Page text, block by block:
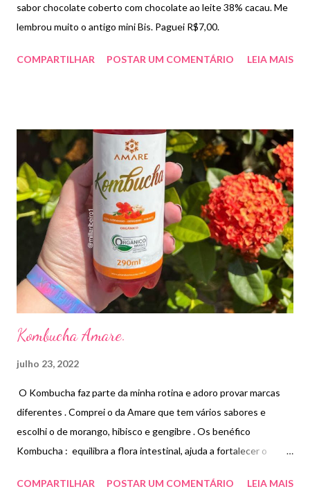
sabor chocolate coberto com chocolate ao leite 38% cacau. Me
lembrou muito o antigo mini Bis. Paguei R$7,00.
COMPARTILHAR POSTAR UM COMENTÁRIO LEIA MAIS
Kombucha Amare.
julho 23, 2022
O Kombucha faz parte da minha rotina e adoro provar marcas
diferentes . Comprei o da Amare que tem vários sabores e
escolhi o de morango, hibisco e gengibre . Os benéfico
Kombucha : equilibra a flora intestinal, ajuda a fortalecer o
Kombucha é uma bebida milenar obtida pela fermentação do
COMPARTILHAR POSTAR UM COMENTÁRIO LEIA MAIS